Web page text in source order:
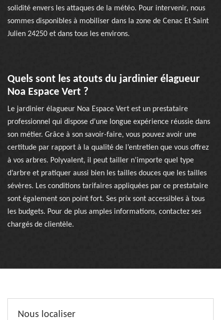
solidité envers les attaques de la météo. Pour intervenir, nous
sommes disponibles à mobiliser dans la zone de Cenac Et Saint
Julien 24250 et dans tous les environs.
Quels sont les atouts du jardinier élagueur
Noa Espace Vert ?
Le jardinier élagueur Noa Espace Vert est un prestataire
professionnel qui dispose d’une longue expérience réussie dans
son métier. Grâce à son savoir-faire, vous pouvez avoir une
certitude par rapport à la qualité de l’entretien que vous offrez
à vos arbres. Polyvalent, il peut tailler n’importe quel type
d’arbre et pratiquer aussi bien les tailles douces que les tailles
sévères. Les conditions tarifaires appliquées par ce prestataire
sont également son point fort. Ses prix sont accessibles à tous
les budgets. Pour de plus amples informations, contactez ses
chargés de clientèle.
Nous localiser